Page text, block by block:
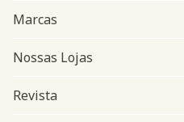
Marcas
Nossas Lojas
Revista